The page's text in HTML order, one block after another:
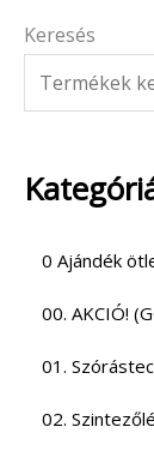
Keresés
0 Ajándék
00. AKCIÓ!
01.
02.